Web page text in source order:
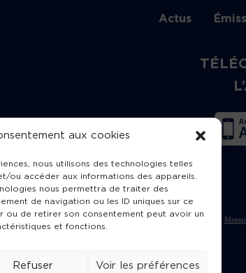
aux cookies
nous utilisons des technologies telles
ou accéder aux informations des appareils.
nous permettra de traiter des
de navigation ou les ID uniques sur ce
ou de retirer son consentement peut avoir un
et fonctions.
Refuser Voir les préférences
Actus
Charte de publication